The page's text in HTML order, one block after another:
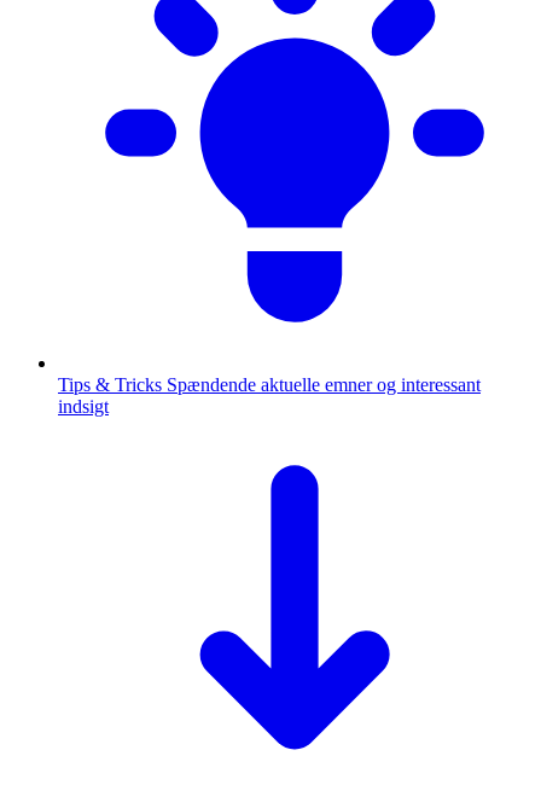
Tips & Tricks Spændende aktuelle emner og interessant
indsigt